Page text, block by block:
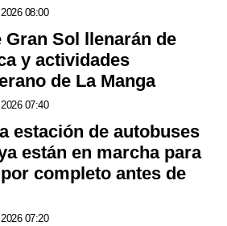
08:00
Gran Sol llenarán de
y actividades
de La Manga
07:40
estación de autobuses
están en marcha para
completo antes de
07:20